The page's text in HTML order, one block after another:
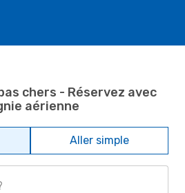
chers - Réservez avec
aérienne
Aller simple